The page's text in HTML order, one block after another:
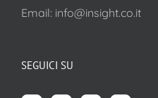
Email: info@insight.co.it
SEGUICI SU